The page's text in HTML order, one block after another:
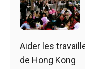
Aider les
de Hong Kong